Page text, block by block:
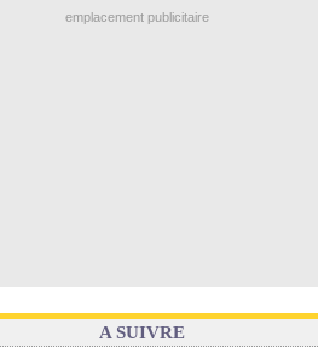
emplacement publicitaire
A SUIVRE